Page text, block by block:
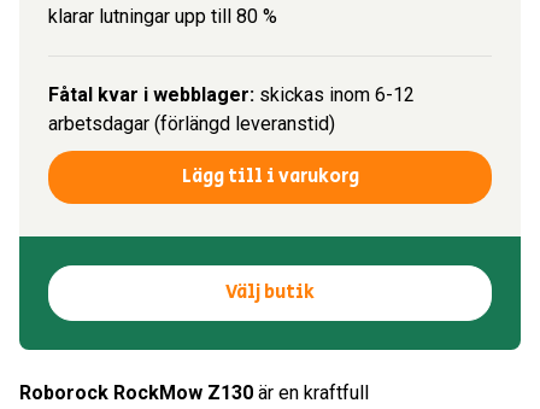
klarar lutningar upp till 80 %
Fåtal kvar i webblager: skickas inom 6-12
arbetsdagar (förlängd leveranstid)
ROBOROCK
RockMow
mängd
Lägg till i varukorg
Välj butik
Roborock RockMow Z130 är en kraftfull